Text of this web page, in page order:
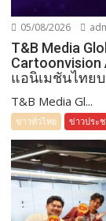
05/08/2026
T&B Media
แอนิเมชันไทย
T&B Media Gl...
ข่าวทั่วไทย ข่าวประ